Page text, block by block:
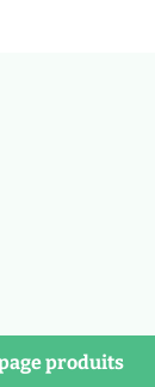
produits